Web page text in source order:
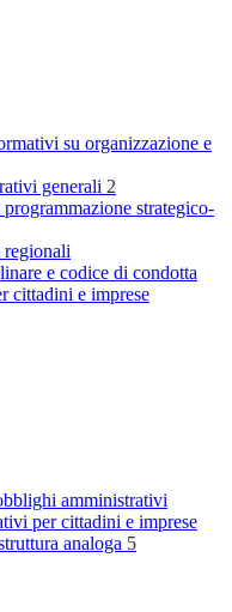
su organizzazione e
generali 2
strategico-
regionali
e codice di condotta
cittadini e imprese
amministrativi
per cittadini e imprese
analoga 5